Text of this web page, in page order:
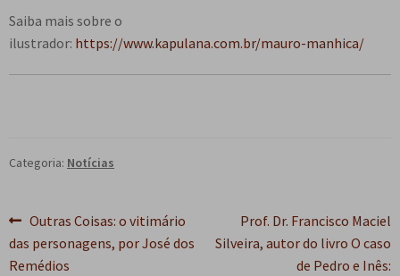
Saiba mais sobre o
ilustrador: https://www.kapulana.com.br/mauro-manhica/
Categoria: Notícias
Navegação
de
Post
anterior:
Outras Coisas: o vitimário
das personagens, por José dos
Remédios
Próximo
post:
Prof. Dr. Francisco Maciel
Silveira, autor do livro O caso
de Pedro e Inês: